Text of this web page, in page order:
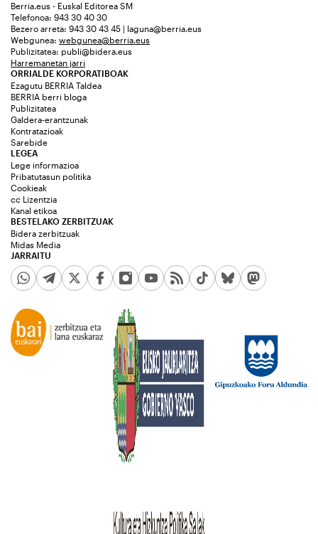
Berria.eus - Euskal Editorea SM
Telefonoa: 943 30 40 30
Bezero arreta: 943 30 43 45 | laguna@berria.eus
Webgunea: webgunea@berria.eus
Publizitatea: publi@bidera.eus
Harremanetan jarri
ORRIALDE KORPORATIBOAK
Ezagutu BERRIA Taldea
BERRIA berri bloga
Publizitatea
Galdera-erantzunak
Kontratazioak
Sarebide
JARRAITU
LEGEA
Lege informazioa
Pribatutasun politika
Cookieak
cc Lizentzia
Kanal etikoa
BESTELAKO ZERBITZUAK
Bidera zerbitzuak
Midas Media